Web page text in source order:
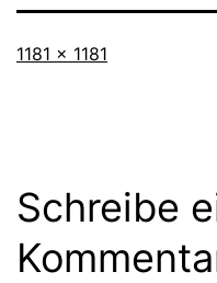
Vollständige
1181 × 1181
Schreibe